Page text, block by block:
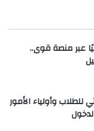
عبر منصة قوى..
وأولياء الأمور